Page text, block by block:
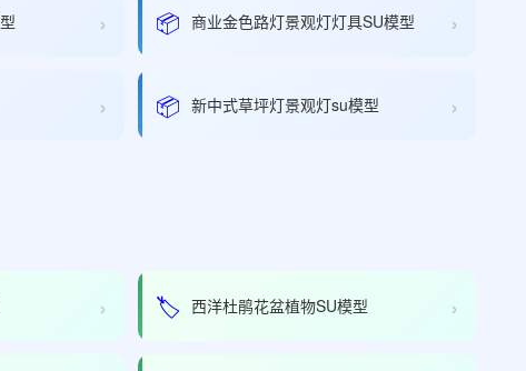
› 📦 商业金色路灯景观灯灯具SU模型 ›
› 📦 新中式草坪灯景观灯su模型 ›
› 🏷️ 西洋杜鹃花盆植物SU模型 ›